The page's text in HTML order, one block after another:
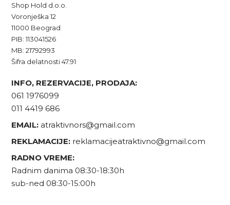
Shop Hold d.o.o.
Voronješka 12
11000 Beograd
PIB: 113041526
MB: 21792993
Šifra delatnosti 47.91
INFO, REZERVACIJE, PRODAJA:
061 1976099
011 4419 686
EMAIL: atraktivnors@gmail.com
REKLAMACIJE: reklamacijeatraktivno@gmail.com
RADNO VREME:
Radnim danima 08:30-18:30h
sub-ned 08:30-15:00h